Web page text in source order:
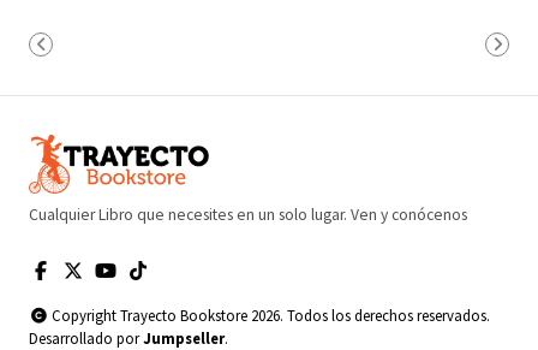
Cualquier Libro que necesites en un solo lugar. Ven y conócenos
Copyright Trayecto Bookstore 2026. Todos los derechos reservados.
Desarrollado porJumpseller.